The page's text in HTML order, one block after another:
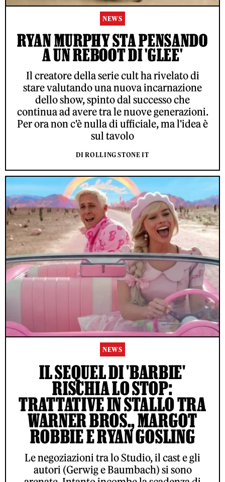
NEWS
RYAN MURPHY STA PENSANDO
A UN REBOOT DI 'GLEE'
Il creatore della serie cult ha rivelato di
stare valutando una nuova incarnazione
dello show, spinto dal successo che
continua ad avere tra le nuove generazioni.
Per ora non c'è nulla di ufficiale, ma l'idea è
sul tavolo
DI ROLLING STONE IT
NEWS
IL SEQUEL DI 'BARBIE'
RISCHIA LO STOP:
TRATTATIVE IN STALLO TRA
WARNER BROS., MARGOT
ROBBIE E RYAN GOSLING
Le negoziazioni tra lo Studio, il cast e gli
autori (Gerwig e Baumbach) si sono